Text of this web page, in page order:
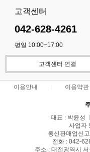
고객센터
042-628-4261
평일 10:00~17:00
고객센터 연결
이용안내 이용약관
대표 : 박윤성
사업자
통신판매업신
전화 : 042-
주소 : 대전광역시